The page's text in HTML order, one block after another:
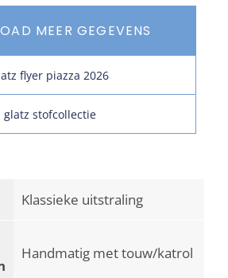
MEER GEGEVENS
flyer piazza 2026
glatz stofcollectie
Klassieke uitstraling
Handmatig met touw/katrol